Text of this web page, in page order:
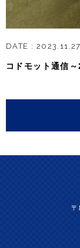
DATE : 2023.11.27
コドモット通信